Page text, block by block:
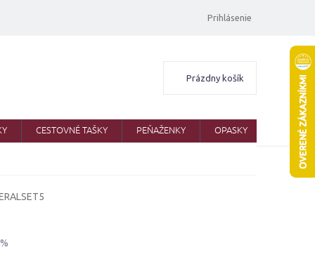
Prihlásenie
Nákupný
Prázdny košík
CESTOVNÉ TAŠKY PEŇAŽENKY OPASKY ŠATKY